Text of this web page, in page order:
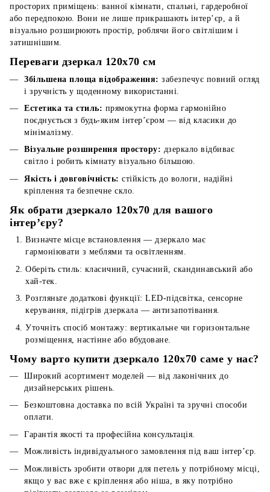
просторих приміщень: ванної кімнати, спальні, гардеробної
або передпокою. Вони не лише прикрашають інтер’єр, а й
візуально розширюють простір, роблячи його світлішим і
затишнішим.
Переваги дзеркал 120x70 см
Збільшена площа відображення: забезпечує повний огляд
і зручність у щоденному використанні.
Естетика та стиль: прямокутна форма гармонійно
поєднується з будь-яким інтер’єром — від класики до
мінімалізму.
Візуальне розширення простору: дзеркало відбиває
світло і робить кімнату візуально більшою.
Якість і довговічність: стійкість до вологи, надійні
кріплення та безпечне скло.
Як обрати дзеркало 120x70 для вашого
інтер’єру?
Визначте місце встановлення — дзеркало має
гармоніювати з меблями та освітленням.
Оберіть стиль: класичний, сучасний, скандинавський або
хай-тек.
Розгляньте додаткові функції: LED-підсвітка, сенсорне
керування, підігрів дзеркала — антизапотівання.
Уточніть спосіб монтажу: вертикальне чи горизонтальне
розміщення, настінне або вбудоване.
Чому варто купити дзеркало 120x70 саме у нас?
Широкий асортимент моделей — від лаконічних до
дизайнерських рішень.
Безкоштовна доставка по всій Україні та зручні способи
оплати.
Гарантія якості та професійна консультація.
Можливість індивідуального замовлення під ваш інтер’єр.
Можливість зробити отвори для петель у потрібному місці,
якщо у вас вже є кріплення або ніша, в яку потрібно